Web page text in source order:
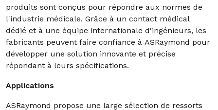
produits sont conçus pour répondre aux normes de
l'industrie médicale. Grâce à un contact médical
dédié et à une équipe internationale d'ingénieurs, les
fabricants peuvent faire confiance à ASRaymond pour
développer une solution innovante et précise
répondant à leurs spécifications.
Applications
ASRaymond propose une large sélection de ressorts